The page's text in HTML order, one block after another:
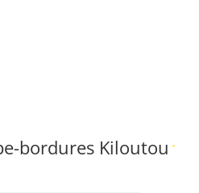
bordures Kiloutou